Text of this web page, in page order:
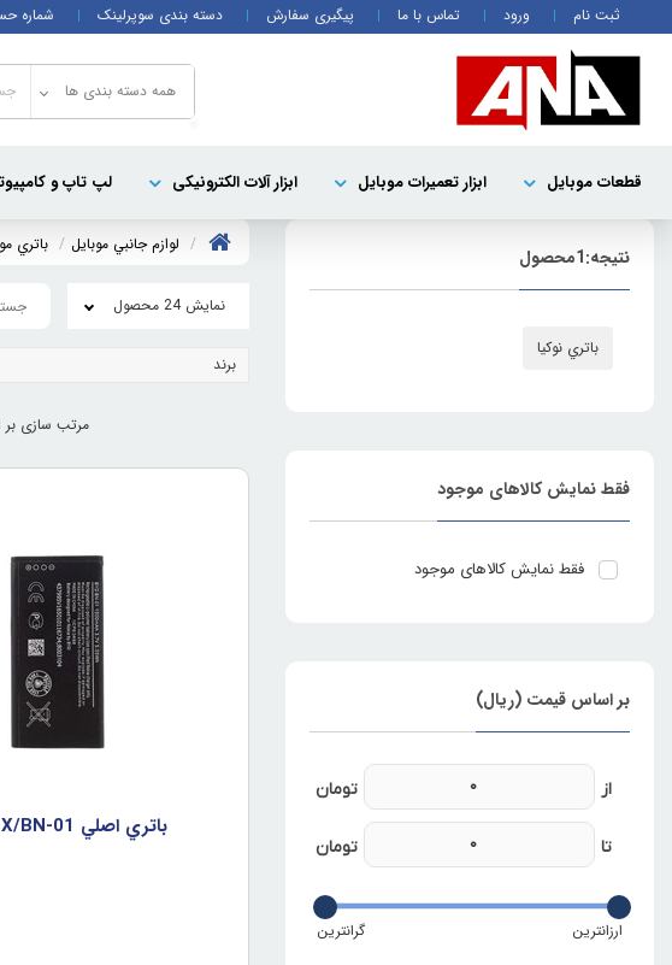
ثبت نام ورود تماس با ما پیگیری سفارش دسته بندی سوپرلینک شماره
همه دسته بندی ها
قطعات موبايل ابزار تعمیرات موبایل ابزار آلات الکترونیکی لپ تاپ و
لوازم جانبي موبایل باتري
نمایش 24 محصول
برند
باتري اصلي Nokia X/BN-01
نتیجه:1محصول
باتري نوکيا
فقط نمایش کالاهای موجود
فقط نمایش کالاهای موجود
بر اساس قیمت (ریال)